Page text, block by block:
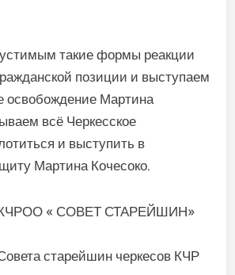
такие формы реакции
позиции и выступаем
освобождение Мартина
всё Черкесское
и выступить в
Мартина Кочесоко.
КЧРОО « СОВЕТ СТАРЕЙШИН»
старейшин черкесов КЧР